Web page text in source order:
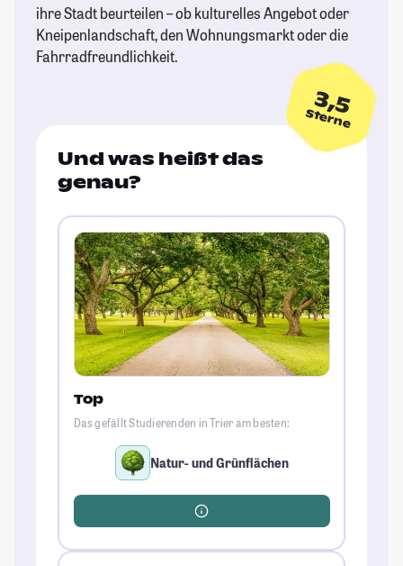
ihre Stadt beurteilen – ob kulturelles Angebot oder
Kneipenlandschaft, den Wohnungsmarkt oder die
Fahrradfreundlichkeit.
3,5
Sterne
Und was heißt das
genau?
Top
Das gefällt Studierenden in Trier am besten:
Natur- und Grünflächen